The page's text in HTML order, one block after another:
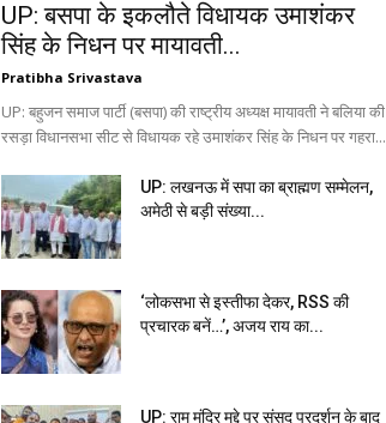
UP: बसपा के इकलौते विधायक उमाशंकर
सिंह के निधन पर मायावती...
Pratibha Srivastava
UP: बहुजन समाज पार्टी (बसपा) की राष्ट्रीय अध्यक्ष मायावती ने बलिया की
रसड़ा विधानसभा सीट से विधायक रहे उमाशंकर सिंह के निधन पर गहरा...
UP: लखनऊ में सपा का ब्राह्मण सम्मेलन,
अमेठी से बड़ी संख्या...
‘लोकसभा से इस्तीफा देकर, RSS की
प्रचारक बनें…’, अजय राय का...
UP: राम मंदिर मुद्दे पर संसद प्रदर्शन के बाद